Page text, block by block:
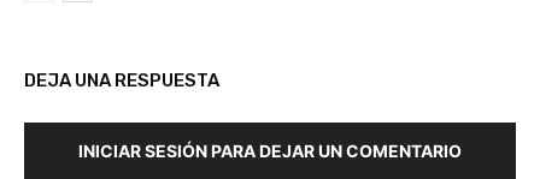
DEJA UNA RESPUESTA
INICIAR SESIÓN PARA DEJAR UN COMENTARIO